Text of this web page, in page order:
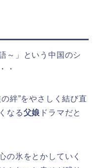
～」という中国のシ
・
絆”をやさしく結び直
なる父娘 ドラマだと
の氷をとかしていく